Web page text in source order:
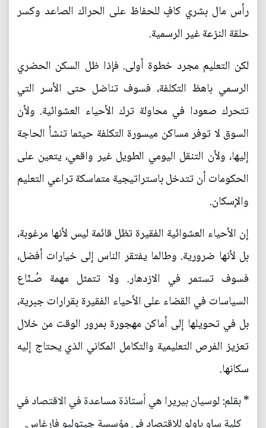
رأس مال بشري كافٍ للحفاظ على الحراك الصاعد وكسر
حلقة النزعة غير الرسمية.
لكن التعليم مجرد خطوة أولى. فإذا ظل السكن الحضري
الرسمي باهظ التكلفة، فسوف تناضل حتى الأسر التي
تتحرك صعودا في محاولة ترك الأحياء العشوائية. ولأن
السوق لا توفر مساكن ميسورة التكلفة حيثما تنشأ الحاجة
إليها، ولأن التنقل اليومي الطويل غير واقعي، يتعين على
الحكومات أن تتدخل باستراتيجية متماسكة تراعي التعليم
والإسكان.
إن الأحياء العشوائية الفقيرة تظل قائمة ليس لأنها مرغوبة،
بل لأنها ضرورية. وطالما يفتقر الناس إلى خيارات أفضل،
فسوف تستمر في الازدهار. ولا تتمثل مهمة صُـنّاع
السياسات في القضاء على الأحياء الفقيرة بقرارات جبرية،
بل في تحويلها إلى أماكن مهجورة بمرور الوقت من خلال
تعزيز الفرص التعليمية والتكامل المكاني الذي يحتاج إليه
سكانها.
* بقلم: لوسيان بيريرا هي أستاذة مساعدة في الاقتصاد في